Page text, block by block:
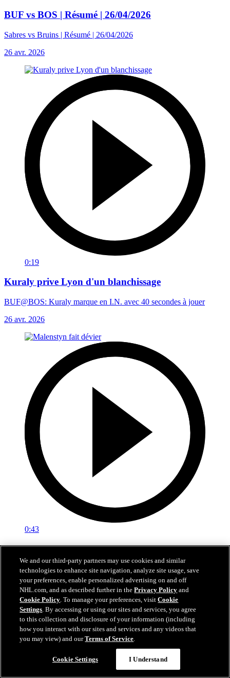
BUF vs BOS | Résumé | 26/04/2026
Sabres vs Bruins | Résumé | 26/04/2026
26 avr. 2026
0:19
Kuraly prive Lyon d'un blanchissage
BUF@BOS: Kuraly marque en I.N. avec 40 secondes à jouer
26 avr. 2026
0:43
Malenstyn fait dévier
BUF@BOS: Malenstyn redirige le tir de Greenway
26 avr. 2026
We and our third-party partners may use cookies and similar
technologies to enhance site navigation, analyze site usage, save
your preferences, enable personalized advertising on and off
NHL.com, and as described further in thePrivacy Policy and
Cookie Policy. To manage your preferences, visitCookie
Settings. By accessing or using our sites and services, you agree
to this collection and disclosure of your information (including
how you interact with our sites and services and any videos that
you may view) and ourTerms of Service.
Cookie Settings I Understand